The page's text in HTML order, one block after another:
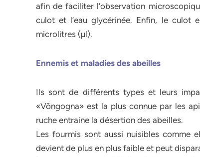
afin de faciliter l’observation
culot et l’eau glycérinée. Enfin, le culot
microlitres (µl).
Ennemis et maladies des abeilles
Ils sont de différents types et leurs
«Vôngogna» est la plus connue par les
ruche entraine la désertion des abeilles.
Les fourmis sont aussi nuisibles comme
devient de plus en plus faible et peut